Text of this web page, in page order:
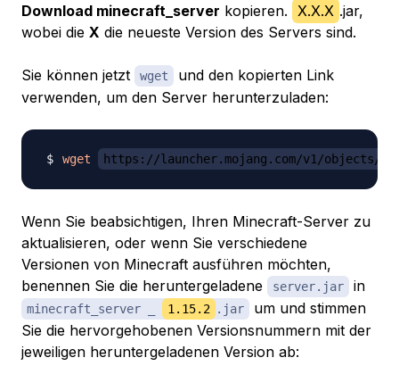
Download minecraft_server kopieren. X.X.X .jar,
wobei die X die neueste Version des Servers sind.
Sie können jetzt wget
und den kopierten Link
verwenden, um den Server herunterzuladen:
wget https://launcher.mojang.com/v1/objects/
Wenn Sie beabsichtigen, Ihren Minecraft-Server zu
aktualisieren, oder wenn Sie verschiedene
Versionen von Minecraft ausführen möchten,
benennen Sie die heruntergeladene
server.jar in
minecraft_server _ 1.15.2 .jar
um und stimmen
Sie die hervorgehobenen Versionsnummern mit der
jeweiligen heruntergeladenen Version ab: